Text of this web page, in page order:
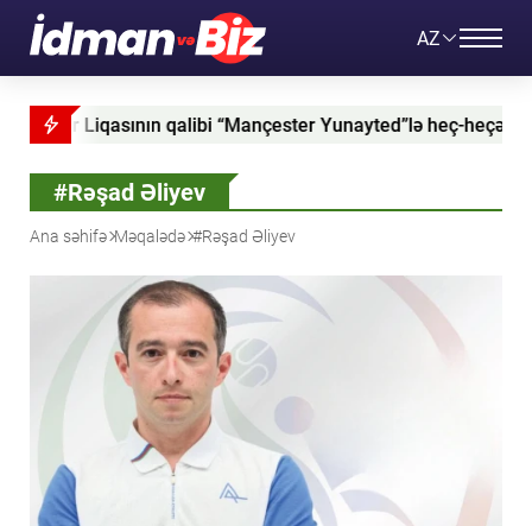
AZ
“Mançester Yunayted”lə heç-heçə etdi
#Rəşad Əliyev
Ana səhifə Məqalədə #Rəşad Əliyev